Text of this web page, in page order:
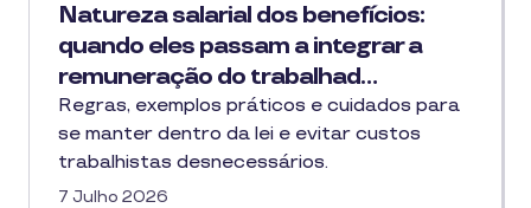
Natureza salarial dos benefícios:
quando eles passam a integrar a
remuneração do trabalhad…
Regras, exemplos práticos e cuidados para
se manter dentro da lei e evitar custos
trabalhistas desnecessários.
7 Julho 2026